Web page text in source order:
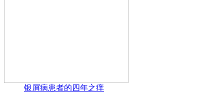
银屑病患者的四年之痒